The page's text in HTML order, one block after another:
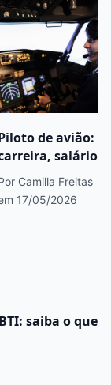
de avião:
salário e
se tornar
um
Camilla Freitas
17/05/2026
saiba o que